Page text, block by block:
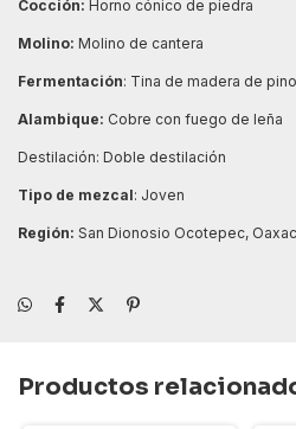
Cocción: Horno cónico de piedra
Molino: Molino de cantera
Fermentación: Tina de madera de pino
Alambique: Cobre con fuego de leña
Destilación: Doble destilación
Tipo de mezcal: Joven
Región: San Dionosio Ocotepec,
Productos